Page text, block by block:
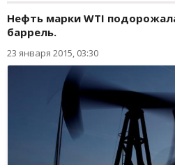
Нефть марки WTI
баррель.
23 января 2015, 03:30